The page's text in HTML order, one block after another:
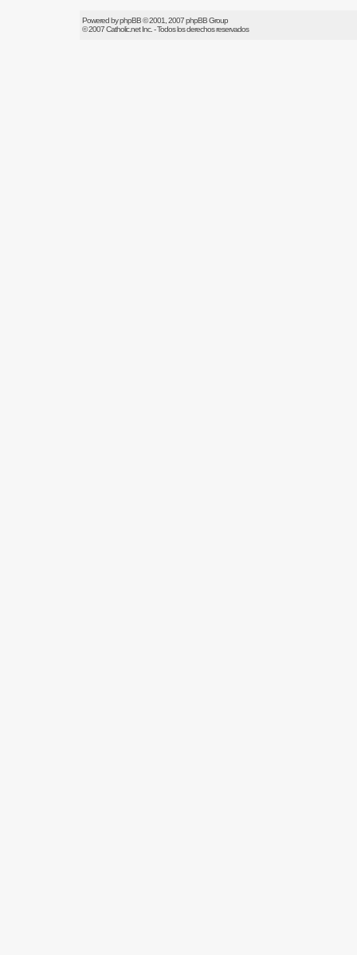
Powered byphpBB© 2001, 2007 phpBB Group
© 2007Catholic.netInc. - Todos los derechos reservados